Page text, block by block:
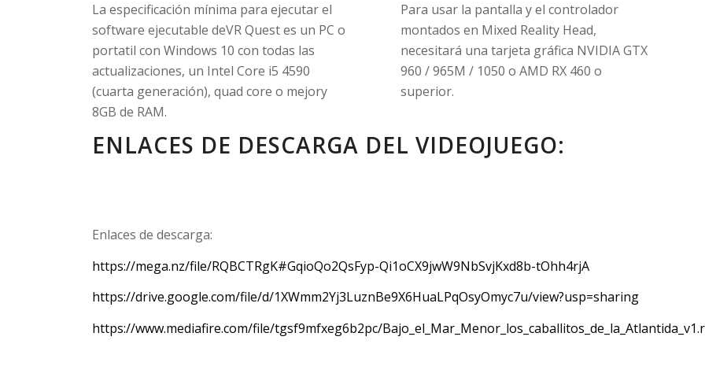
La especificación mínima para ejecutar el
software ejecutable deVR Quest es un PC o
portatil con Windows 10 con todas las
actualizaciones, un Intel Core i5 4590
(cuarta generación), quad core o mejory
8GB de RAM.
Para usar la pantalla y el controlador
montados en Mixed Reality Head,
necesitará una tarjeta gráfica NVIDIA GTX
960 / 965M / 1050 o AMD RX 460 o
superior.
ENLACES DE DESCARGA DEL VIDEOJUEGO:
Enlaces de descarga:
https://mega.nz/file/RQBCTRgK#GqioQo2QsFyp-Qi1oCX9jwW9NbSvjKxd8b-tOhh4rjA
https://drive.google.com/file/d/1XWmm2Yj3LuznBe9X6HuaLPqOsyOmyc7u/view?usp=sharing
https://www.mediafire.com/file/tgsf9mfxeg6b2pc/